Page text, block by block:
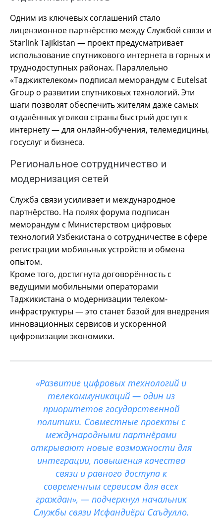
Одним из ключевых соглашений стало
лицензионное партнёрство между Службой связи и
Starlink Tajikistan — проект предусматривает
использование спутникового интернета в горных и
труднодоступных районах. Параллельно
«Таджиктелеком» подписал меморандум с Eutelsat
Group о развитии спутниковых технологий. Эти
шаги позволят обеспечить жителям даже самых
отдалённых уголков страны быстрый доступ к
интернету — для онлайн-обучения, телемедицины,
госуслуг и бизнеса.
Региональное сотрудничество и
модернизация сетей
Служба связи усиливает и международное
партнёрство. На полях форума подписан
меморандум с Министерством цифровых
технологий Узбекистана о сотрудничестве в сфере
регистрации мобильных устройств и обмена
опытом.
Кроме того, достигнута договорённость с
ведущими мобильными операторами
Таджикистана о модернизации телеком-
инфраструктуры — это станет базой для внедрения
инновационных сервисов и ускоренной
цифровизации экономики.
«Развитие цифровых технологий и
телекоммуникаций — один из
приоритетов государственной
политики. Совместные проекты с
международными партнёрами
открывают новые возможности для
интеграции, повышения качества
связи и равного доступа к
современным сервисам для всех
граждан», — подчеркнул начальник
Службы связи Исфандиёри Саъдулло.